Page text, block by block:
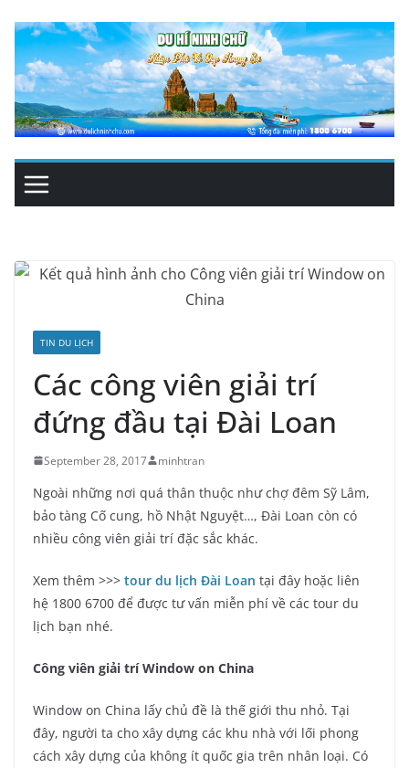
content
TIN DU LỊCH
Các công viên giải trí
đứng đầu tại Đài Loan
September 28, 2017 minhtran
Ngoài những nơi quá thân thuộc như chợ đêm Sỹ Lâm,
bảo tàng Cố cung, hồ Nhật Nguyệt…, Đài Loan còn có
nhiều công viên giải trí đặc sắc khác.
Xem thêm >>> tour du lịch Đài Loan tại đây hoặc liên
hệ 1800 6700 để được tư vấn miễn phí về các tour du
lịch bạn nhé.
Công viên giải trí Window on China
Window on China lấy chủ đề là thế giới thu nhỏ. Tại
đây, người ta cho xây dựng các khu nhà với lối phong
cách xây dựng của không ít quốc gia trên nhân loại. Có